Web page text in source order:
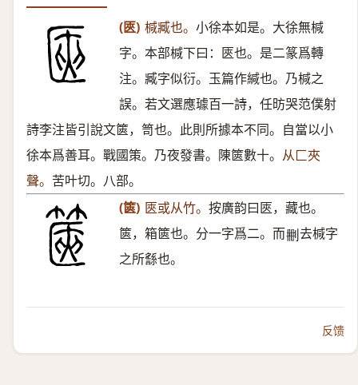
(匧) 椷臧也。 小徐本如是。大徐無椷
字。本部椷下曰：匧也。是二篆爲轉
注。臧字似衍。玉篇作緘也。乃椷之
誤。若文選應璩百一詩，任昉哭范僕射
詩李注皆引說文篋，笥也。此則所據本不同。自當以小
徐本爲善耳。戰國策。乃夜發書。陳篋數十。 从匚夾
聲。 苦叶切。八部。
(篋) 匧或从竹。 按廣韵曰匧，藏也。
篋，箱篋也。分一字爲二。而𠛹 去椷字
之所䌛也。
反馈